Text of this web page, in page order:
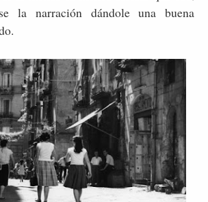
la narración dándole una buena